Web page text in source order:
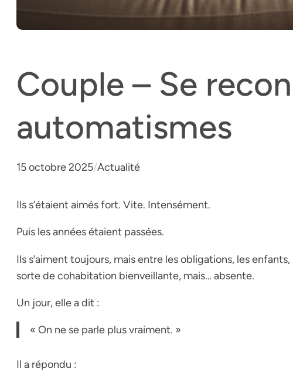
Couple – Se
automatismes
15 octobre 2025/Actualité
Ils s’étaient aimés fort. Vite. Intensément.
Puis les années étaient passées.
Ils s’aiment toujours, mais entre les obligations, les
sorte de cohabitation bienveillante, mais… absente.
Un jour, elle a dit :
« On ne se parle plus vraiment. »
Il a répondu :